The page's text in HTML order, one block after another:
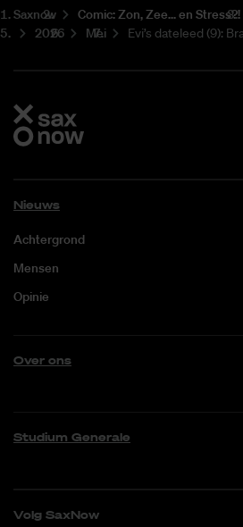
Saxnow Co­mic: Zon, Zee... en Stress?!
2026
Mei Evi’s dateleed (9):
Nieuws
Achtergrond
Mensen
Opinie
Over ons
Studium Generale
Volg SaxNow